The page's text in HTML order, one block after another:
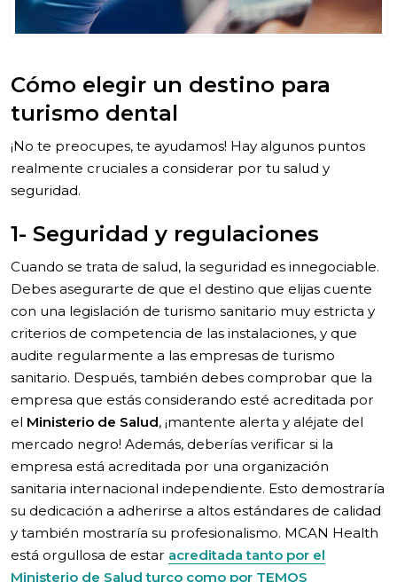
Cómo elegir un destino para
turismo dental
¡No te preocupes, te ayudamos! Hay algunos puntos
realmente cruciales a considerar por tu salud y
seguridad.
1- Seguridad y regulaciones
Cuando se trata de salud, la seguridad es innegociable.
Debes asegurarte de que el destino que elijas cuente
con una legislación de turismo sanitario muy estricta y
criterios de competencia de las instalaciones, y que
audite regularmente a las empresas de turismo
sanitario. Después, también debes comprobar que la
empresa que estás considerando esté acreditada por
el Ministerio de Salud, ¡mantente alerta y aléjate del
mercado negro! Además, deberías verificar si la
empresa está acreditada por una organización
sanitaria internacional independiente. Esto demostraría
su dedicación a adherirse a altos estándares de calidad
y también mostraría su profesionalismo. MCAN Health
está orgullosa de estar acreditada tanto por el
Ministerio de Salud turco como por TEMOS